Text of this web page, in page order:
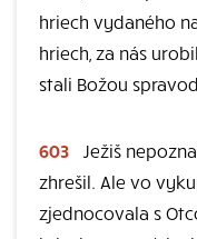
hriech vydaného
hriech, za nás
stali Božou
603
Ježiš
zhrešil. Ale vo
zjednocovala s